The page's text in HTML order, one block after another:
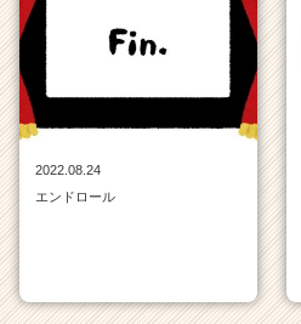
2022.08.24
エンドロール